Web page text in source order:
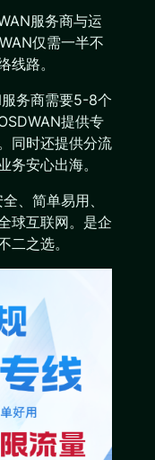
服务商与运
仅需一半不
线路。
务商需要5-8个
提供专
同时还提供分流
务安心出海。
、简单易用、
球互联网。是企
二之选。